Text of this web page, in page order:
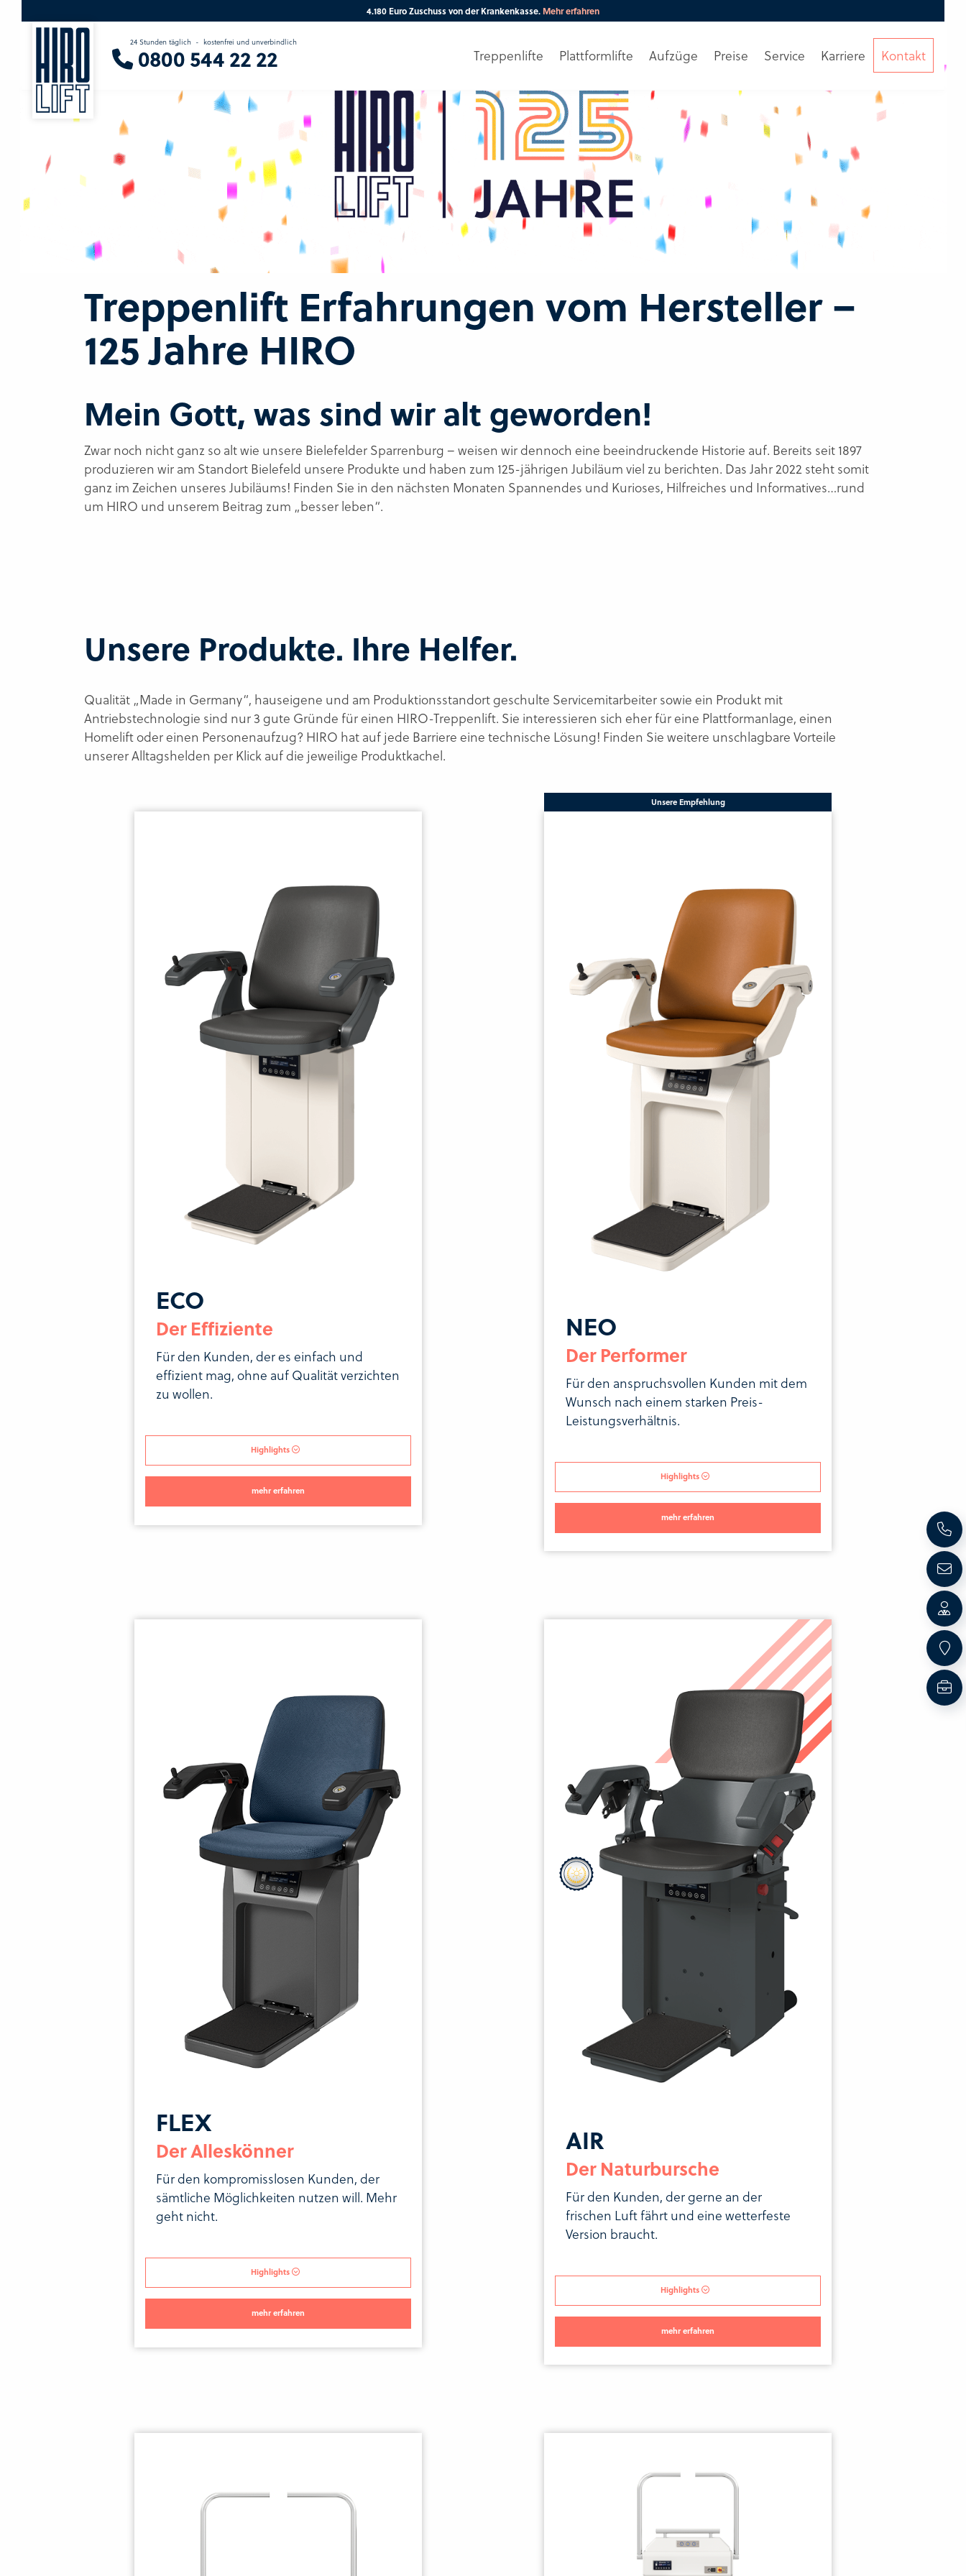
Treppenlift Erfahrungen vom Hersteller –
125 Jahre HIRO
Mein Gott, was sind wir alt geworden!
Zwar noch nicht ganz so alt wie unsere Bielefelder Sparrenburg – weisen wir dennoch eine beeindruckende Historie auf. Bereits seit 1897
produzieren wir am Standort Bielefeld unsere Produkte und haben zum 125-jährigen Jubiläum viel zu berichten. Das Jahr 2022 steht somit
ganz im Zeichen unseres Jubiläums! Finden Sie in den nächsten Monaten Spannendes und Kurioses, Hilfreiches und Informatives…rund
um HIRO und unserem Beitrag zum „besser leben“.
Unsere Produkte. Ihre Helfer.
Qualität „Made in Germany“, hauseigene und am Produktionsstandort geschulte Servicemitarbeiter sowie ein Produkt mit
Antriebstechnologie sind nur 3 gute Gründe für einen HIRO-Treppenlift. Sie interessieren sich eher für eine Plattformanlage, einen
Homelift oder einen Personenaufzug? HIRO hat auf jede Barriere eine technische Lösung! Finden Sie weitere unschlagbare Vorteile
unserer Alltagshelden per Klick auf die jeweilige Produktkachel.
ECO
Der Effiziente
Für den Kunden, der es einfach und
effizient mag, ohne auf Qualität verzichten
zu wollen.
Highlights
mehr erfahren
Unsere Empfehlung
NEO
Der Performer
Für den anspruchsvollen Kunden mit dem
Wunsch nach einem starken Preis-
Leistungsverhältnis.
Highlights
mehr erfahren
FLEX
Der Alleskönner
Für den kompromisslosen Kunden, der
sämtliche Möglichkeiten nutzen will. Mehr
geht nicht.
Highlights
mehr erfahren
AIR
Der Naturbursche
Für den Kunden, der gerne an der
frischen Luft fährt und eine wetterfeste
Version braucht.
Highlights
mehr erfahren
4.180 Euro Zuschuss von der Krankenkasse. Mehr erfahren
24 Stunden täglich - kostenfrei und unverbindlich
0800 544 22 22 Treppenlifte Plattformlifte Aufzüge Preise Service Karriere Kontakt